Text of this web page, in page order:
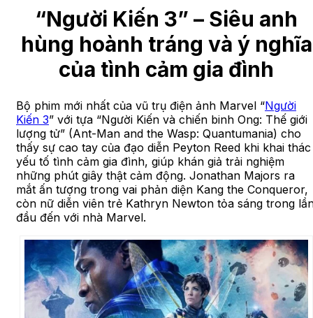
“Người Kiến 3” – Siêu anh
hùng hoành tráng và ý nghĩa
của tình cảm gia đình
Bộ phim mới nhất của vũ trụ điện ảnh Marvel “Người
Kiến 3” với tựa “Người Kiến và chiến binh Ong: Thế giới
lượng tử” (Ant-Man and the Wasp: Quantumania) cho
thấy sự cao tay của đạo diễn Peyton Reed khi khai thác
yếu tố tình cảm gia đình, giúp khán giả trải nghiệm
những phút giây thật cảm động. Jonathan Majors ra
mắt ấn tượng trong vai phản diện Kang the Conqueror,
còn nữ diễn viên trẻ Kathryn Newton tỏa sáng trong
đầu đến với nhà Marvel.